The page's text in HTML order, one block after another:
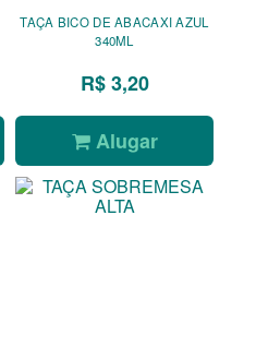
TAÇA BICO DE ABACAXI AZUL
340ML
R$ 3,20
Alugar